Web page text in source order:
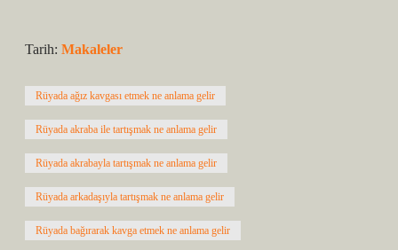
Tarih: Makaleler
Rüyada ağız kavgası etmek ne anlama gelir
Rüyada akraba ile tartışmak ne anlama gelir
Rüyada akrabayla tartışmak ne anlama gelir
Rüyada arkadaşıyla tartışmak ne anlama gelir
Rüyada bağırarak kavga etmek ne anlama gelir